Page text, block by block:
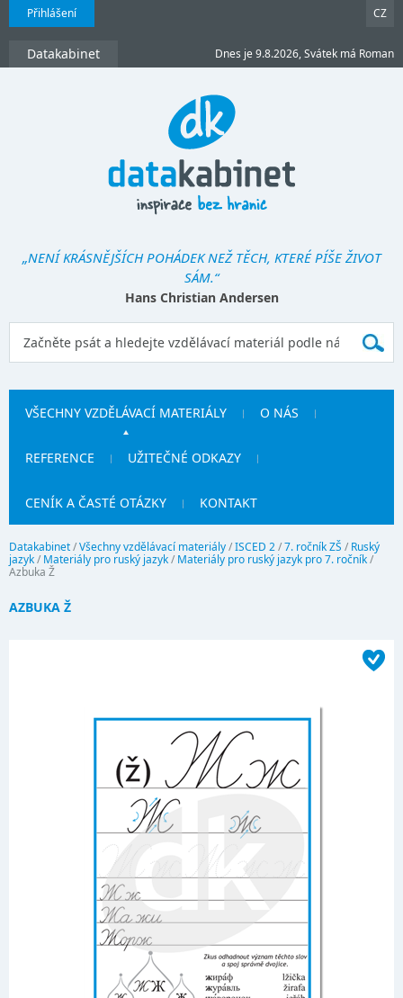
Přihlášení CZ
Datakabinet Dnes je 9.8.2026, Svátek má Roman
„NENÍ KRÁSNĚJŠÍCH POHÁDEK NEŽ TĚCH, KTERÉ PÍŠE ŽIVOT
SÁM.“
Hans Christian Andersen
VŠECHNY VZDĚLÁVACÍ MATERIÁLY O NÁS
REFERENCE UŽITEČNÉ ODKAZY
CENÍK A ČASTÉ OTÁZKY KONTAKT
Datakabinet/Všechny vzdělávací materiály/ISCED 2/7. ročník ZŠ / Ruský
jazyk/ Materiály pro ruský jazyk/ Materiály pro ruský jazyk pro 7. ročník/
Azbuka Ž
AZBUKA Ž